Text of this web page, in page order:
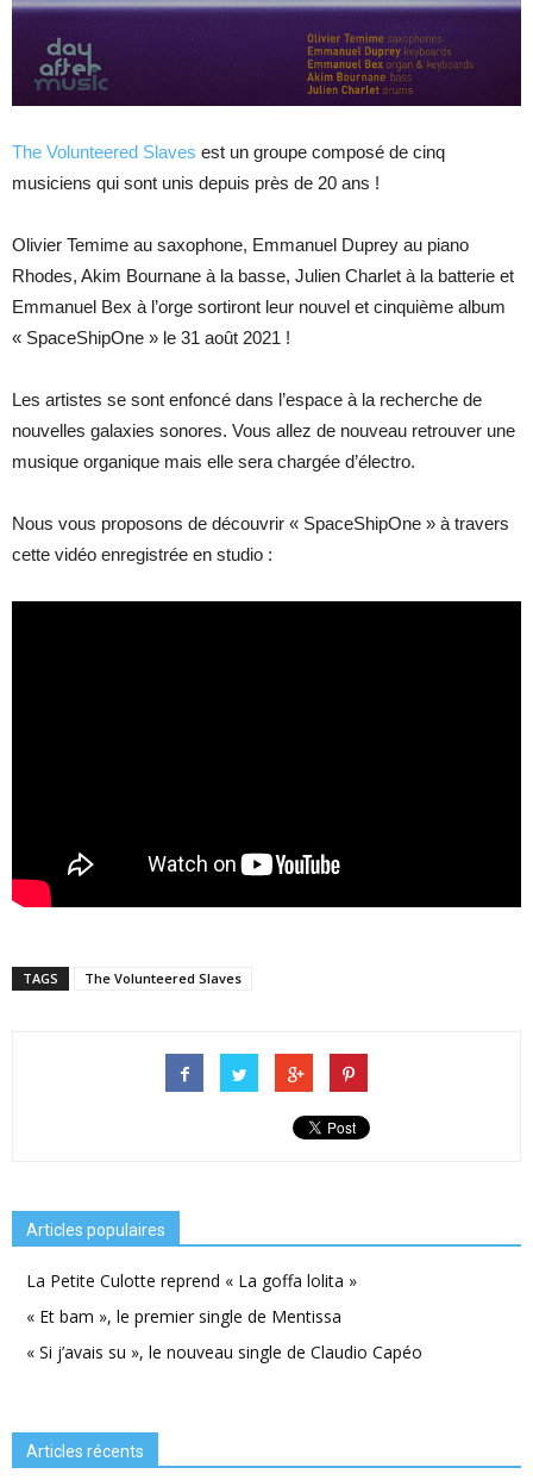
The Volunteered Slaves est un groupe composé de cinq
musiciens qui sont unis depuis près de 20 ans !
Olivier Temime au saxophone, Emmanuel Duprey au piano
Rhodes, Akim Bournane à la basse, Julien Charlet à la batterie et
Emmanuel Bex à l’orge sortiront leur nouvel et cinquième album
« SpaceShipOne » le 31 août 2021 !
Les artistes se sont enfoncé dans l’espace à la recherche de
nouvelles galaxies sonores. Vous allez de nouveau retrouver une
musique organique mais elle sera chargée d’électro.
Nous vous proposons de découvrir « SpaceShipOne » à travers
cette vidéo enregistrée en studio :
TAGS The Volunteered Slaves
Articles populaires
La Petite Culotte reprend « La goffa lolita »
« Et bam », le premier single de Mentissa
« Si j’avais su », le nouveau single de Claudio Capéo
Articles récents